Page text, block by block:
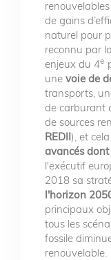
de gains
naturel pour
reconnu par
enjeux du 4e
une voie de
transports,
de carburant
de sources
REDII), et
avancés
l'exécutif
2018 sa
l'horizon
principaux
tous les
fossile
renouvelable.